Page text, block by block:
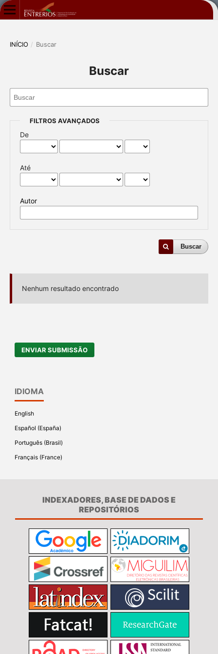
INÍCIO / Buscar
Buscar
FILTROS AVANÇADOS
De
Até
Autor
Buscar
Nenhum resultado encontrado
ENVIAR SUBMISSÃO
IDIOMA
English
Español (España)
Português (Brasil)
Français (France)
INDEXADORES, BASE DE DADOS E
REPOSITÓRIOS